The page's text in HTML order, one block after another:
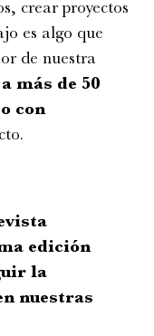
crear proyectos
es algo que
de nuestra
más de 50
con
edición
la
nuestras